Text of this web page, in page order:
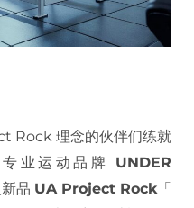
Rock 理念的伙伴们练就
业运动品牌 UNDER
品 UA Project Rock「